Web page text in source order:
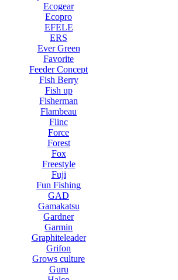
Ecogear
Ecopro
EFELE
ERS
Ever Green
Favorite
Feeder Concept
Fish Berry
Fish up
Fisherman
Flambeau
Flinc
Force
Forest
Fox
Freestyle
Fuji
Fun Fishing
GAD
Gamakatsu
Gardner
Garmin
Graphiteleader
Grifon
Grows culture
Guru